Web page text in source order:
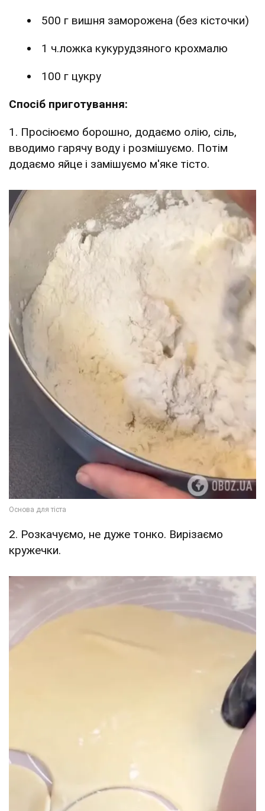
500 г вишня заморожена (без кісточки)
1 ч.ложка кукурудзяного крохмалю
100 г цукру
Спосіб приготування:
1. Просіюємо борошно, додаємо олію, сіль,
вводимо гарячу воду і розмішуємо. Потім
додаємо яйце і замішуємо м'яке тісто.
2. Розкачуємо, не дуже тонко. Вирізаємо
кружечки.